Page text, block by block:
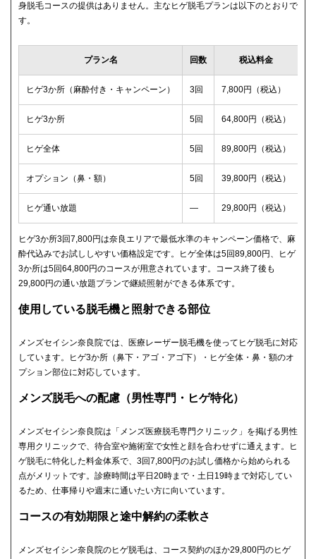
身脱毛コースの提供はありません。主なヒゲ脱毛プランは以下のとおりで
す。
プラン名 回数 税込料金
ヒゲ3か所（麻酔付き・キャンペーン） 3回 7,800円（税込）
ヒゲ3か所 5回 64,800円（税込）
ヒゲ全体 5回 89,800円（税込）
オプション（鼻・額） 5回 39,800円（税込）
ヒゲ通い放題 — 29,800円（税込）
ヒゲ3か所3回7,800円は奈良エリアで最低水準のキャンペーン価格で、麻
酔代込みでお試ししやすい価格設定です。ヒゲ全体は5回89,800円、ヒゲ
3か所は5回64,800円のコースが用意されています。コース終了後も
29,800円の通い放題プランで継続照射ができる体系です。
使用している脱毛機と照射できる部位
メンズセイシン奈良院では、医療レーザー脱毛機を使ってヒゲ脱毛に対応
しています。ヒゲ3か所（鼻下・アゴ・アゴ下）・ヒゲ全体・鼻・額のオ
プション部位に対応しています。
メンズ脱毛への配慮（男性専門・ヒゲ特化）
メンズセイシン奈良院は「メンズ医療脱毛専門クリニック」を掲げる男性
専用クリニックで、待合室や施術室で女性と顔を合わせずに通えます。ヒ
ゲ脱毛に特化した料金体系で、3回7,800円のお試し価格から始められる
点がメリットです。診療時間は平日20時まで・土日19時まで対応してい
るため、仕事帰りや週末に通いたい方に向いています。
コースの有効期限と途中解約の柔軟さ
メンズセイシン奈良院のヒゲ脱毛は、コース契約のほか29,800円のヒゲ